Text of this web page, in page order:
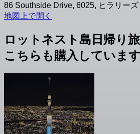
86 Southside Drive, 6025, ヒラリーズ
地図上で開く
ロットネスト島日帰り
こちらも購入しています